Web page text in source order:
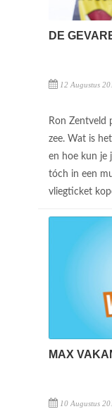
DE
12 Augustus
Ron Zentveld
zee. Wat is
en hoe kun je
tóch in een
vliegticket
MAX
10 Augustus